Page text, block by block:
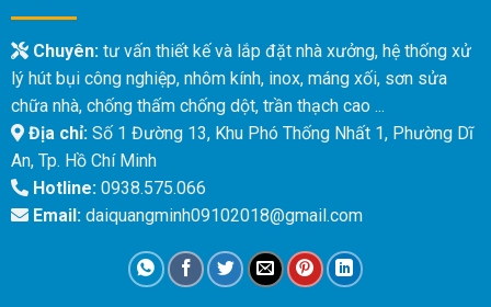
Chuyên:tư vấn thiết kế và lắp đặt nhà xưởng, hệ thống xử
lý hút bụi công nghiệp, nhôm kính, inox, máng xối, sơn sửa
chữa nhà, chống thấm chống dột, trần thạch cao ...
Địa chỉ:Số 1 Đường 13, Khu Phó Thống Nhất 1, Phường Dĩ
An, Tp. Hồ Chí Minh
Hotline:0938.575.066
Email:daiquangminh09102018@gmail.com